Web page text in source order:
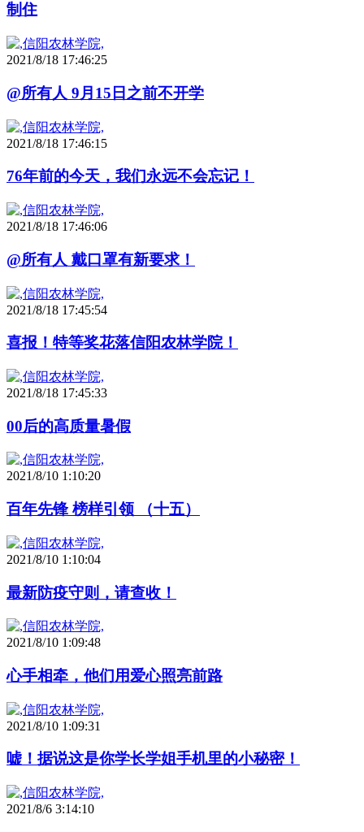
制住
2021/8/18 17:46:25
@所有人 9月15日之前不开学
2021/8/18 17:46:15
76年前的今天，我们永远不会忘记！
2021/8/18 17:46:06
@所有人 戴口罩有新要求！
2021/8/18 17:45:54
喜报！特等奖花落信阳农林学院！
2021/8/18 17:45:33
00后的高质量暑假
2021/8/10 1:10:20
百年先锋 榜样引领 （十五）
2021/8/10 1:10:04
最新防疫守则，请查收！
2021/8/10 1:09:48
心手相牵，他们用爱心照亮前路
2021/8/10 1:09:31
嘘！据说这是你学长学姐手机里的小秘密！
2021/8/6 3:14:10